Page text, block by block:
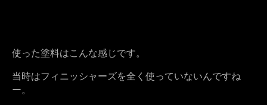
使った塗料はこんな感じです。
当時はフィニッシャーズを全く使っていないんですね
ー。